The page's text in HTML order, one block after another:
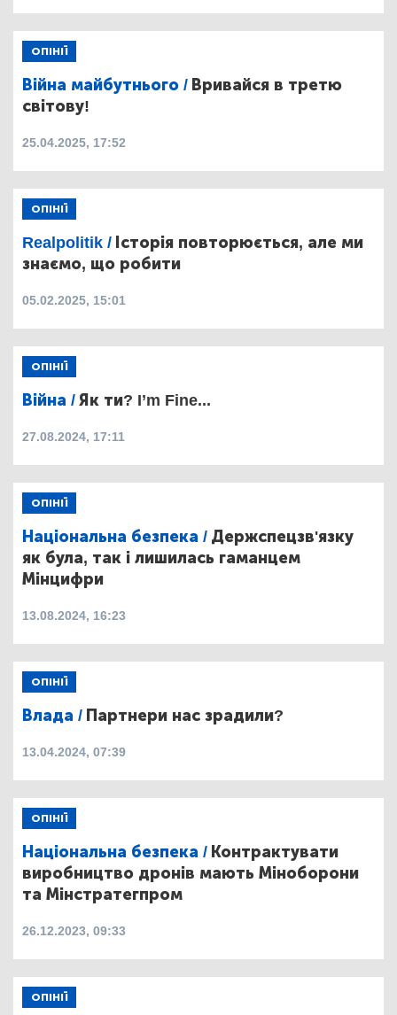
ОПІНІЇ
Війна майбутнього / Вривайся в третю
світову!
25.04.2025, 17:52
ОПІНІЇ
Realpolitik / Історія повторюється, але ми
знаємо, що робити
05.02.2025, 15:01
ОПІНІЇ
Війна /Як ти? I’m Fine...
27.08.2024, 17:11
ОПІНІЇ
Національна безпека / Держспецзв'язку
як була, так і лишилась гаманцем
Мінцифри
13.08.2024, 16:23
ОПІНІЇ
Влада / Партнери нас зрадили?
13.04.2024, 07:39
ОПІНІЇ
Національна безпека / Контрактувати
виробництво дронів мають Міноборони
та Мінстратегпром
26.12.2023, 09:33
ОПІНІЇ